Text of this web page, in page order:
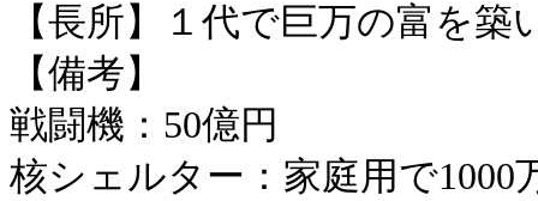
【長所】１代で巨万の富を築
【備考】
戦闘機：50億円
核シェルター：家庭用で